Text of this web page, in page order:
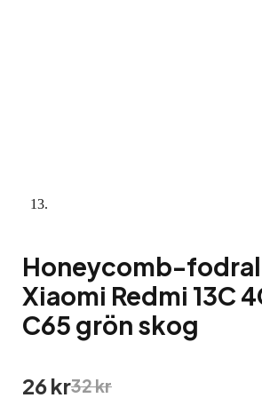
Honeycomb-
Xiaomi Redmi 13C
C65 grön skog
32kr
Det
26krDet